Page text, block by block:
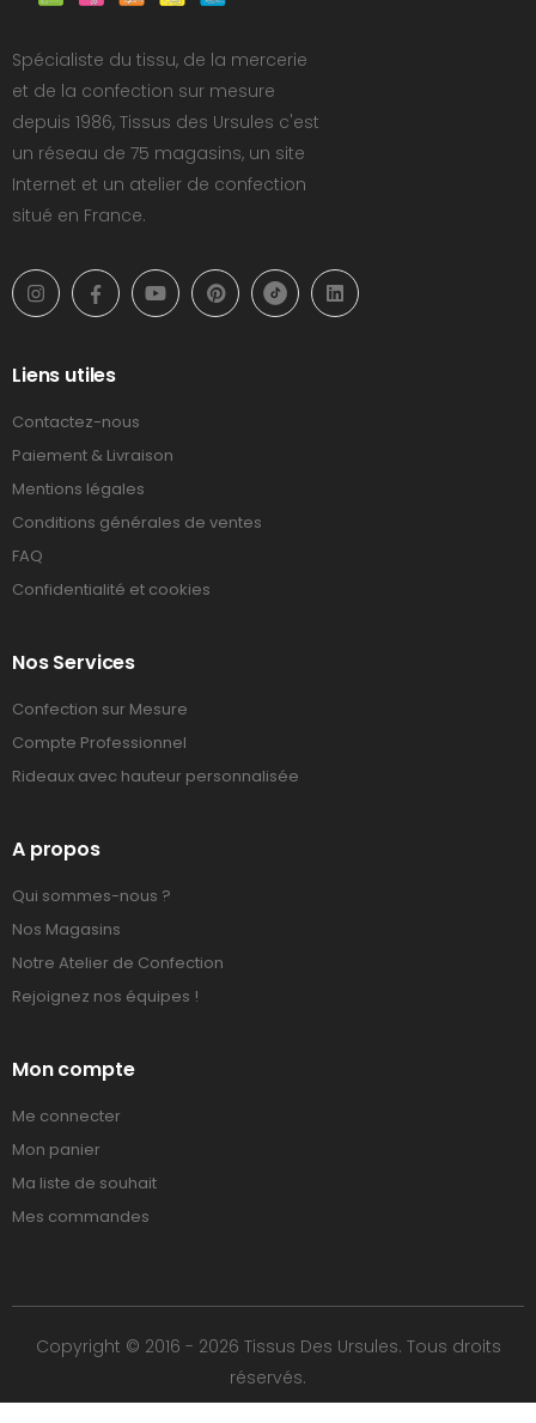
Spécialiste du tissu, de la mercerie
et de la confection sur mesure
depuis 1986, Tissus des Ursules c'est
un réseau de 75 magasins, un site
Internet et un atelier de confection
situé en France.
Liens utiles
Contactez-nous
Paiement & Livraison
Mentions légales
Conditions générales de ventes
FAQ
Confidentialité et cookies
Nos Services
Confection sur Mesure
Compte Professionnel
Rideaux avec hauteur personnalisée
A propos
Qui sommes-nous ?
Nos Magasins
Notre Atelier de Confection
Rejoignez nos équipes !
Mon compte
Me connecter
Mon panier
Ma liste de souhait
Mes commandes
Copyright © 2016 - 2026 Tissus Des Ursules. Tous droits
réservés.